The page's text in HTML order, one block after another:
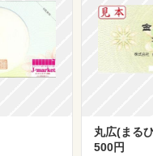
丸広(まる
500円